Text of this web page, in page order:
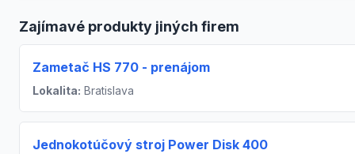
Zajímavé produkty jiných firem
Zametač HS 770 - prenájom
Lokalita: Bratislava
Jednokotúčový stroj Power Disk 400